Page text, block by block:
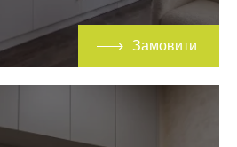
Замовити